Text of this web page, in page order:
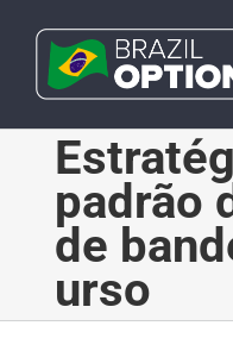
content
padrão
de
urso